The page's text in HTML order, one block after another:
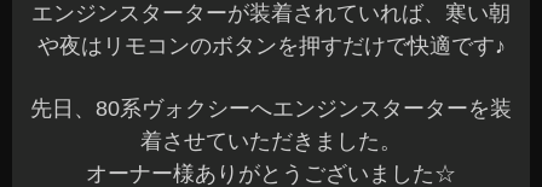
エンジンスターターが装着されていれば、寒い朝
や夜はリモコンのボタンを押すだけで快適です♪
先日、80系ヴォクシーへエンジンスターターを装
着させていただきました。
オーナー様ありがとうございました☆